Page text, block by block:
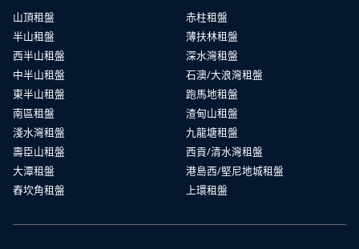
山頂租盤
半山租盤
西半山租盤
中半山租盤
東半山租盤
南區租盤
淺水灣租盤
壽臣山租盤
大潭租盤
舂坎角租盤
赤柱租盤
薄扶林租盤
深水灣租盤
石澳/大浪灣租盤
跑馬地租盤
渣甸山租盤
九龍塘租盤
西貢/清水灣租盤
港島西/堅尼地城租盤
上環租盤